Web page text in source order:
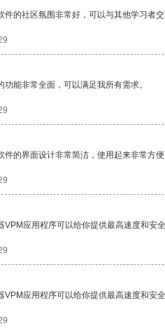
件的社区氛围非常好，可以与其他学习者交
功能非常全面，可以满足我所有需求。
件的界面设计非常简洁，使用起来非常方
VPM应用程序可以给你提供最高速度和安
VPM应用程序可以给你提供最高速度和安全